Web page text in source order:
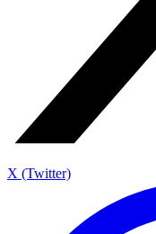
X (Twitter)